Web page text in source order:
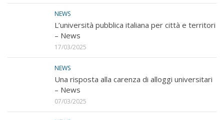
NEWS
L’università pubblica italiana per città e territori
– News
17/03/2025
NEWS
Una risposta alla carenza di alloggi universitari
– News
07/03/2025